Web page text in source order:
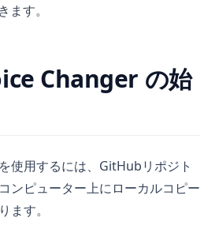
tab)
ます。
Changer の始
使用するには、GitHubリポジト
ンピューター上にローカルコピー
ます。